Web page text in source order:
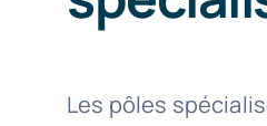
Les pôles